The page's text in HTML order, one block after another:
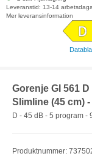
Leveranstid: 13-14
Mer leveransinformation
Gorenje GI 561
Slimline (45 cm)
D - 45 dB - 5 program -
Produktnummer: